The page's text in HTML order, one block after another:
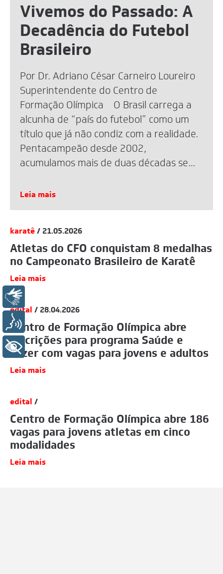
Vivemos do Passado: A
Decadência do Futebol
Brasileiro
Por Dr. Adriano César Carneiro Loureiro
Superintendente do Centro de
Formação Olímpica O Brasil carrega a
alcunha de “país do futebol” como um
título que já não condiz com a realidade.
Pentacampeão desde 2002,
acumulamos mais de duas décadas sem
na Copa de 2026 reacendeu o debate,
Leia mais
karatê/ 21.05.2026
Atletas do CFO conquistam 8 medalhas
no Campeonato Brasileiro de Karatê
Leia mais
edital / 28.04.2026
Centro de Formação Olímpica abre
inscrições para programa Saúde e
Lazer com vagas para jovens e adultos
Leia mais
edital /
Centro de Formação Olímpica abre 186
vagas para jovens atletas em cinco
modalidades
Leia mais
+ Acessibilidade